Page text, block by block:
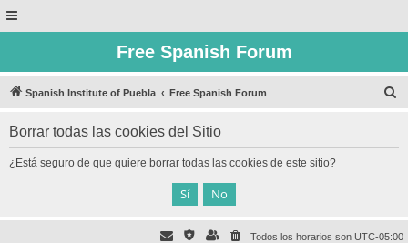
Free Spanish Forum
Spanish Institute of Puebla Free Spanish Forum
Borrar todas las cookies del Sitio
¿Está seguro de que quiere borrar todas las cookies de este sitio?
Todos los horarios son UTC-05:00